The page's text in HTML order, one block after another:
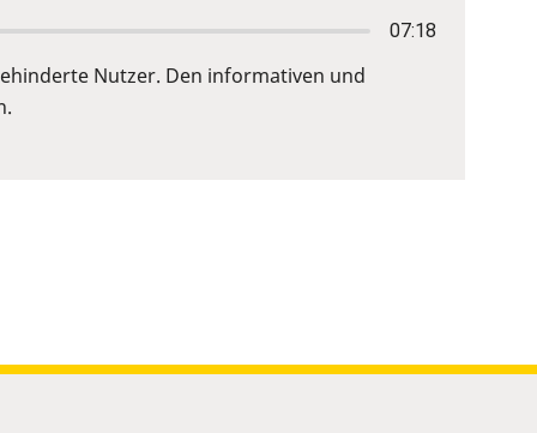
07:18
Nutzer. Den informativen und